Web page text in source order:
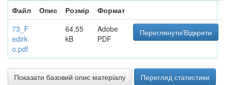
Файл
Опис Розмір
Формат
73_F
edirk
o.pdf
64,55
kB
Adobe
PDF
Переглянути/Відкрити
Показати базовий опис матеріалу Перегляд статистики